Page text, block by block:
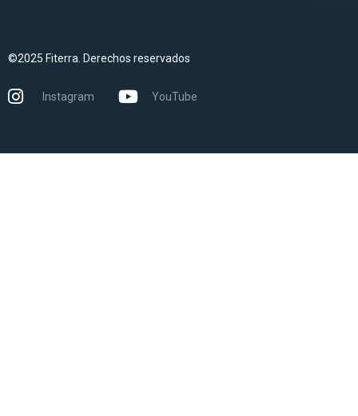
©2025 Fiterra. Derechos reservados
Instagram YouTube